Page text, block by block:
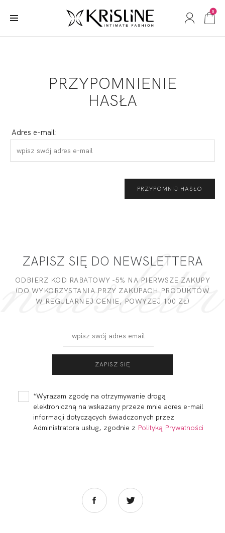
0
PRZYPOMNIENIE
HASŁA
Adres e-mail:
PRZYPOMNIJ HASŁO
ZAPISZ SIĘ DO NEWSLETTERA
ODBIERZ KOD RABATOWY -5% NA PIERWSZE ZAKUPY
(DO WYKORZYSTANIA PRZY ZAKUPACH PRODUKTÓW
W REGULARNEJ CENIE, POWYZEJ 100 ZŁ)
*Wyrażam zgodę na otrzymywanie drogą
elektroniczną na wskazany przeze mnie adres e-mail
informacji dotyczących świadczonych przez
Administratora usług, zgodnie z Polityką Prywatności